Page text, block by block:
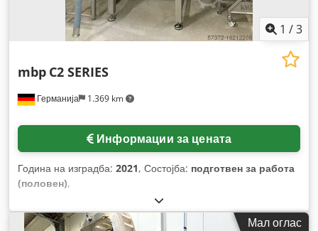
1 /3
Германија 1.369 km
mbp C2 SERIES
Информации за цената
Година на изградба: 2021, Состојба: подготвен за работа
(половен),
Мал оглас